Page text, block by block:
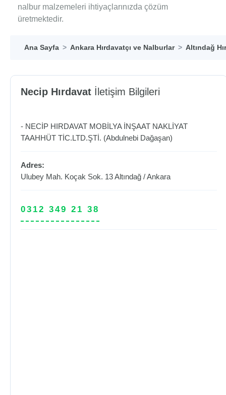
nalbur malzemeleri ihtiyaçlarınızda çözüm
üretmektedir.
Ana Sayfa Ankara Hırdavatçı ve Nalburlar Altındağ
Necip Hırdavat İletişim Bilgileri
- NECİP HIRDAVAT MOBİLYA İNŞAAT NAKLİYAT
TAAHHÜT TİC.LTD.ŞTİ. (Abdulnebi Dağaşan)
Adres:
Ulubey Mah. Koçak Sok. 13Altındağ /Ankara
0312 349 21 38